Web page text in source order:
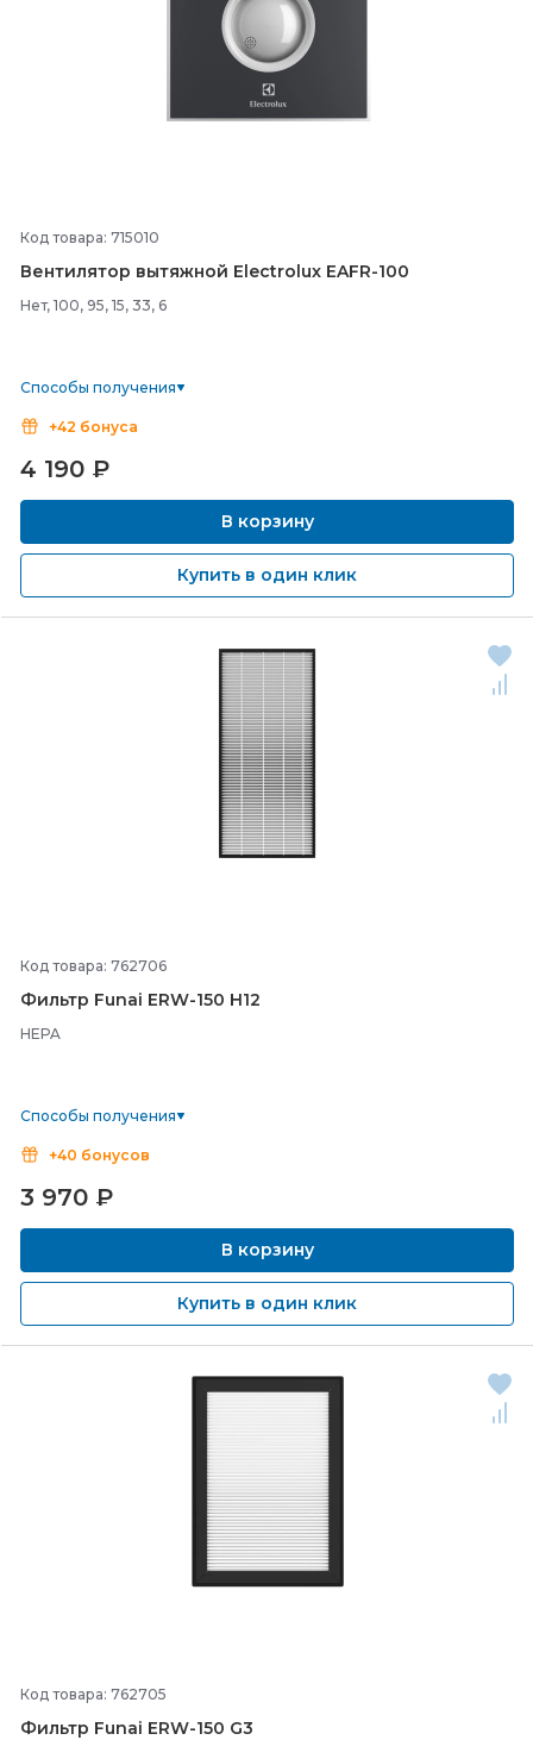
Код товара: 715010
Вентилятор вытяжной Electrolux EAFR-100
Нет, 100, 95, 15, 33, 6
Способы получения
+42 бонуса
4 190 ₽
В корзину
Купить в один клик
Код товара: 762706
Фильтр Funai ERW-150 H12
HEPA
Способы получения
+40 бонусов
3 970 ₽
В корзину
Купить в один клик
Код товара: 762705
Фильтр Funai ERW-150 G3